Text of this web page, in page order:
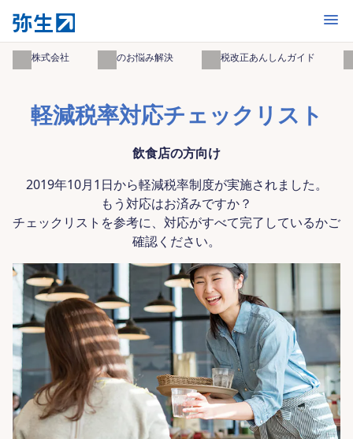
開く
弥生株式会社 事業のお悩み解決 消費税改正あんしんガイド
軽減税率対応チェックリスト
飲食店の方向け
2019年10月1日から軽減税率制度が実施されました。
もう対応はお済みですか？
チェックリストを参考に、対応がすべて完了しているかご
確認ください。